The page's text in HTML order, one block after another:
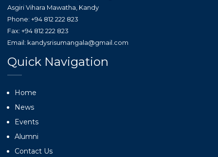
Asgiri Vihara Mawatha, Kandy
Phone: +94 812 222 823
Fax: +94 812 222 823
Email: kandysrisumangala@gmail.com
Quick Navigation
Home
News
Events
Alumni
Contact Us